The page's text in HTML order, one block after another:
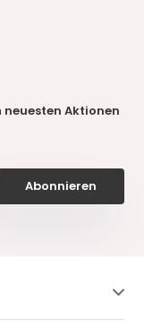
neuesten Aktionen
Abonnieren